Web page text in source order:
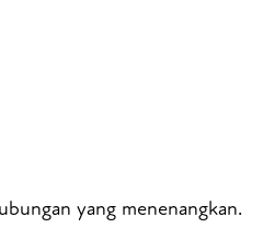
yang menenangkan.